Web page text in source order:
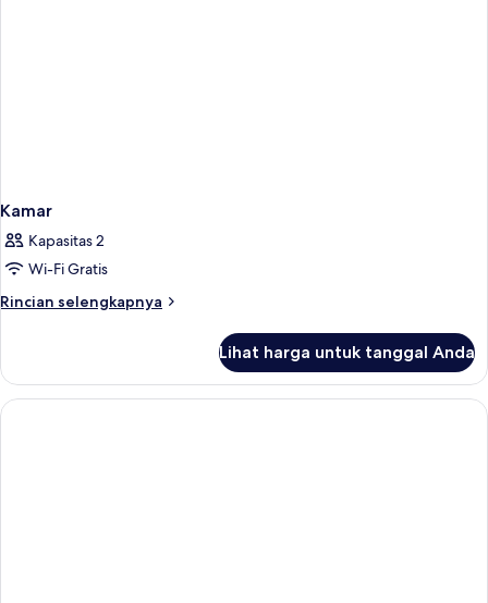
Kamar
Kapasitas 2
Wi-Fi Gratis
Rincian selengkapnya
Rincian
Kamar
Lihat harga untuk tanggal Anda